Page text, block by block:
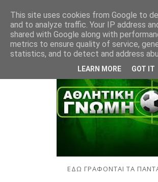
ΕΔΩ ΓΡΑΦΟΝΤΑΙ ΤΑ
This site uses cookies from Google to
and to analyze traffic. Your IP address
shared with Google along with
metrics to ensure quality of service,
statistics, and to detect and address
LEARN MORE GOT IT